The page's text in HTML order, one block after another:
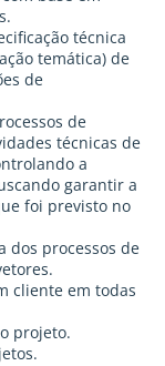
técnica
temática) de
de
de
técnicas de
a
garantir a
foi previsto no
dos processos de
cliente em todas
projeto.